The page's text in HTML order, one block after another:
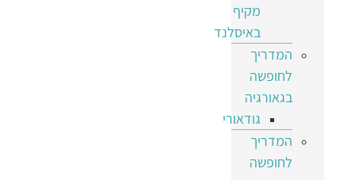
מקיף
באיסלנד
המדריך
לחופשה
בגאורגיה
גודאורי
המדריך
לחופשה